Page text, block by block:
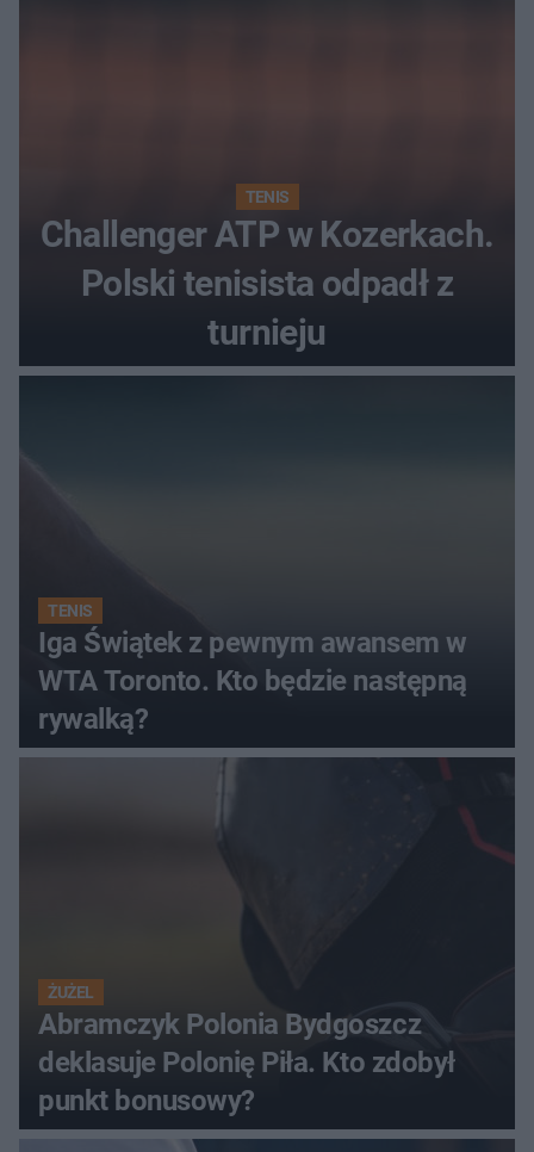
TENIS
Challenger ATP w Kozerkach.
Polski tenisista odpadł z
turnieju
TENIS
Iga Świątek z pewnym awansem w
WTA Toronto. Kto będzie następną
rywalką?
ŻUŻEL
Abramczyk Polonia Bydgoszcz
deklasuje Polonię Piła. Kto zdobył
punkt bonusowy?